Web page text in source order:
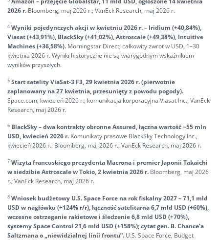
2026 r. Bloomberg, maj 2026 r.; VanEck Research, maj 2026 r.
4 Wyniki pojedynczych akcji w kwietniu 2026 r. – Iridium (+40,84%),
Viasat (+43,91%), BlackSky (+41,02%), Astroscale (+49,38%), Intuitive
Machines (+36,58%). Morningstar Direct, całkowity zwrot w USD, 1–30
kwietnia 2026 r. Wyniki historyczne nie są wiarygodnym wskaźnikiem
wyników przyszłych.
5 Start satelity ViaSat-3 F3, 29 kwietnia 2026 r. (pierwotnie
zaplanowany na 27 kwietnia, przesunięty z powodu pogody).
Space.com, kwiecień 2026 r.; komunikacja korporacyjna Viasat Inc.; VanEck
Research, maj 2026 r.
6 BlackSky – dwa kontrakty obronne Assured, łączna wartość ~55 mln
USD, kwiecień 2026 r. Komunikaty prasowe BlackSky Technology Inc.,
kwiecień 2026 r.; Bloomberg, maj 2026 r.; VanEck Research, maj 2026 r.
7 Wizyta francuskiego prezydenta Macrona i premier Japonii Takaichi
w siedzibie Astroscale w Tokio, 2 kwietnia 2026 r. Bloomberg, maj 2026
r.; VanEck Research, maj 2026 r.
8 Wniosek budżetowy U.S. Space Force na rok fiskalny 2027 – 71,1 mld
USD w nagłówku (+124% r/r), łączność satelitarna 6,7 mld USD (+60%),
wczesne ostrzeganie rakietowe i śledzenie 6,8 mld USD (+70%),
systemy Space Control 21,6 mld USD (+158%); cytat gen. B. Chance’a
Saltzmana o „niewidzialnej linii frontu”. U.S. Space Force, Budget